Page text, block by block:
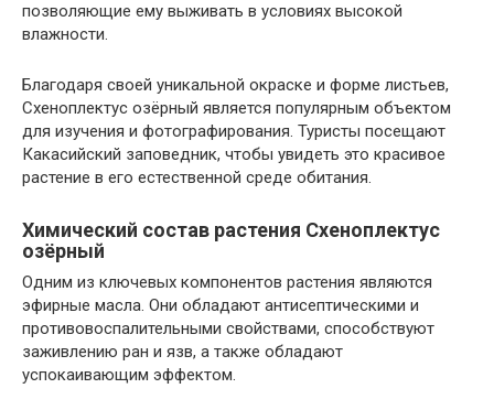
позволяющие ему выживать в условиях высокой
влажности.
Благодаря своей уникальной окраске и форме листьев,
Схеноплектус озёрный является популярным объектом
для изучения и фотографирования. Туристы посещают
Какасийский заповедник, чтобы увидеть это красивое
растение в его естественной среде обитания.
Химический состав растения Схеноплектус
озёрный
Одним из ключевых компонентов растения являются
эфирные масла. Они обладают антисептическими и
противовоспалительными свойствами, способствуют
заживлению ран и язв, а также обладают
успокаивающим эффектом.